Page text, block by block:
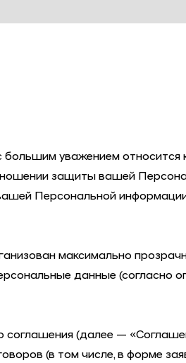
большим уважением относится
защиты вашей
Персональной информации
максимально
данные (согласно
(далее —
(в том числе, в форме